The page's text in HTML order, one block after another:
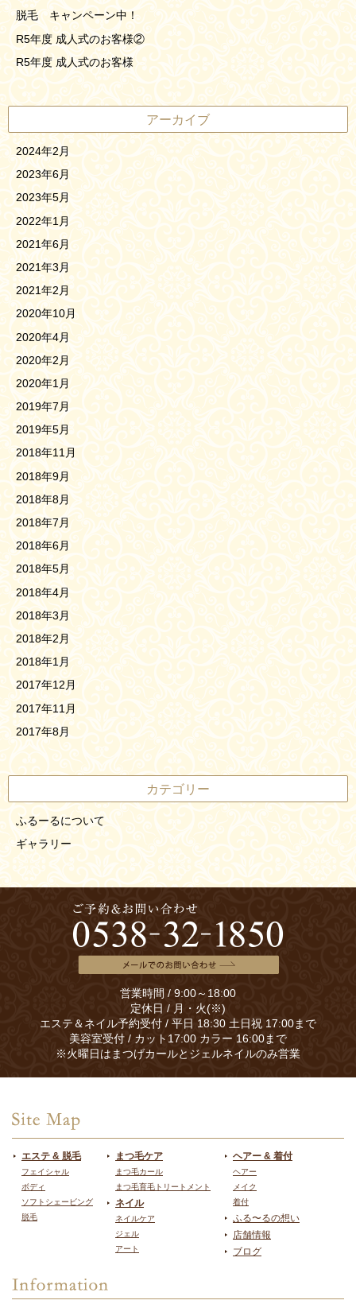
脱毛 キャンペーン中！
R5年度 成人式のお客様②
R5年度 成人式のお客様
アーカイブ
2024年2月
2023年6月
2023年5月
2022年1月
2021年6月
2021年3月
2021年2月
2020年10月
2020年4月
2020年2月
2020年1月
2019年7月
2019年5月
2018年11月
2018年9月
2018年8月
2018年7月
2018年6月
2018年5月
2018年4月
2018年3月
2018年2月
2018年1月
2017年12月
2017年11月
2017年8月
カテゴリー
ふるーるについて
ギャラリー
営業時間 / 9:00～18:00
定休日 / 月・火(※)
エステ＆ネイル予約受付 / 平日 18:30 土日祝 17:00まで
美容室受付 / カット17:00 カラー 16:00まで
※火曜日はまつげカールとジェルネイルのみ営業
エステ & 脱毛
フェイシャル
ボディ
ソフトシェービング
脱毛
まつ毛ケア
まつ毛カール
まつ毛育毛トリートメント
ネイル
ネイルケア
ジェル
アート
ヘアー & 着付
ヘアー
メイク
着付
ふる〜るの想い
店舗情報
ブログ